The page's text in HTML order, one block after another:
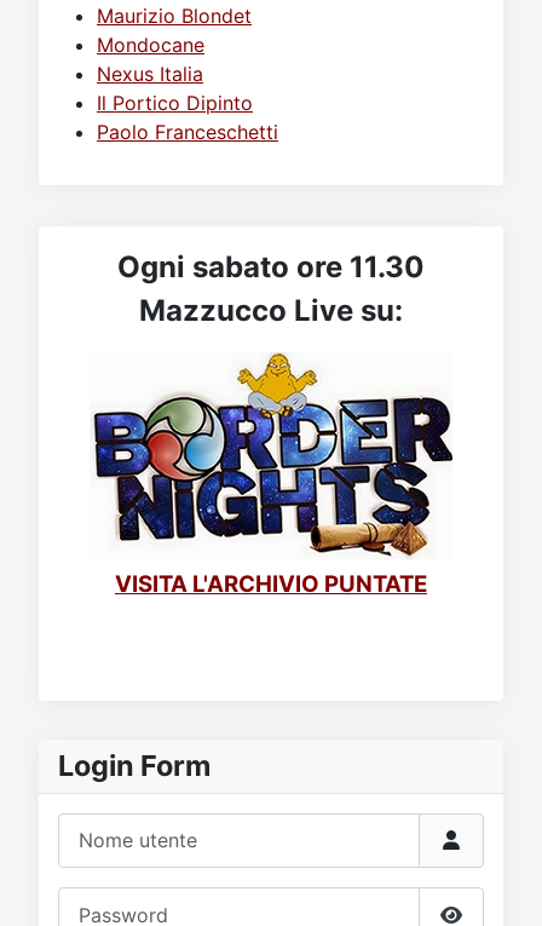
Login Form
Maurizio Blondet
Mondocane
Nexus Italia
Il Portico Dipinto
Paolo Franceschetti
Ogni sabato ore 11.30
Mazzucco Live su:
VISITA L'ARCHIVIO PUNTATE